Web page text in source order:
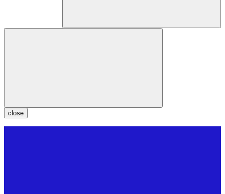
close